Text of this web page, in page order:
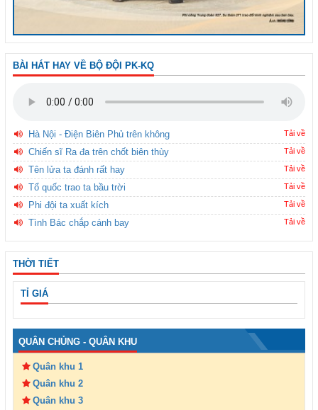
BÀI HÁT HAY VỀ BỘ ĐỘI PK-KQ
Hà Nội - Điện Biên Phủ trên không Tải về
Chiến sĩ Ra đa trên chốt biên thùy Tải về
Tên lửa ta đánh rất hay Tải về
Tổ quốc trao ta bầu trời Tải về
Phi đội ta xuất kích Tải về
Tình Bác chắp cánh bay Tải về
THỜI TIẾT
TỈ GIÁ
QUÂN CHỦNG - QUÂN KHU
Quân khu 1
Quân khu 2
Quân khu 3